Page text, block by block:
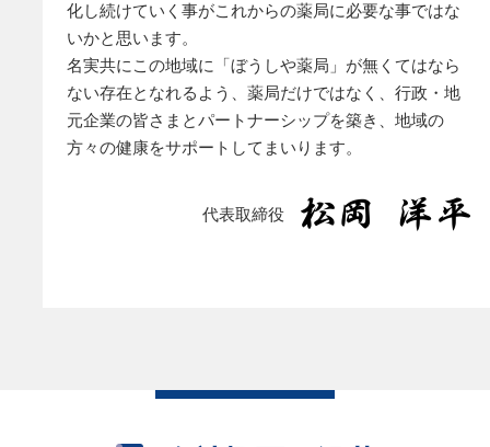
化し続けていく事がこれからの薬局に必要な事ではな
いかと思います。
名実共にこの地域に「ぼうしや薬局」が無くてはなら
ない存在となれるよう、薬局だけではなく、行政・地
元企業の皆さまとパートナーシップを築き、地域の
方々の健康をサポートしてまいります。
代表取締役